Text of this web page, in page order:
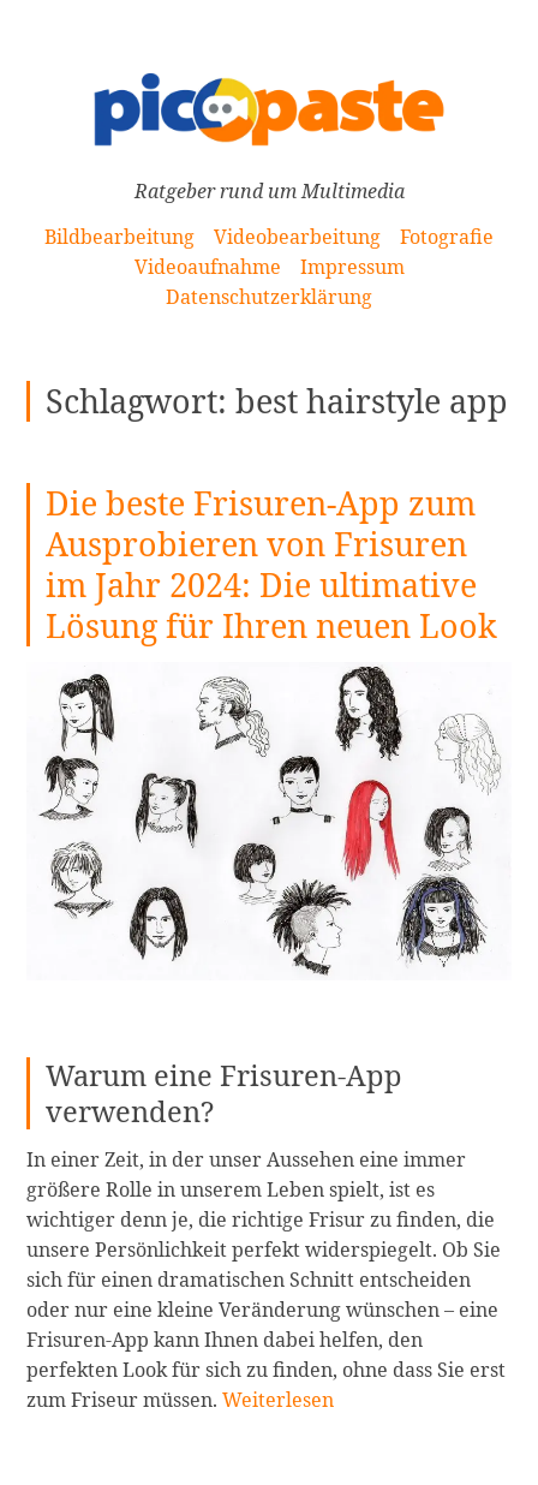
Ratgeber rund um Multimedia
Bildbearbeitung
Videobearbeitung
Fotografie
Videoaufnahme
Impressum
Datenschutzerklärung
Schlagwort:best hairstyle app
Die beste Frisuren-App zum
Ausprobieren von Frisuren
im Jahr 2024: Die ultimative
Lösung für Ihren neuen Look
Warum eine Frisuren-App
verwenden?
In einer Zeit, in der unser Aussehen eine immer
größere Rolle in unserem Leben spielt, ist es
wichtiger denn je, die richtige Frisur zu finden, die
unsere Persönlichkeit perfekt widerspiegelt. Ob Sie
sich für einen dramatischen Schnitt entscheiden
oder nur eine kleine Veränderung wünschen – eine
Frisuren-App kann Ihnen dabei helfen, den
perfekten Look für sich zu finden, ohne dass Sie erst
zum Friseur müssen.Die
Weiterlesen